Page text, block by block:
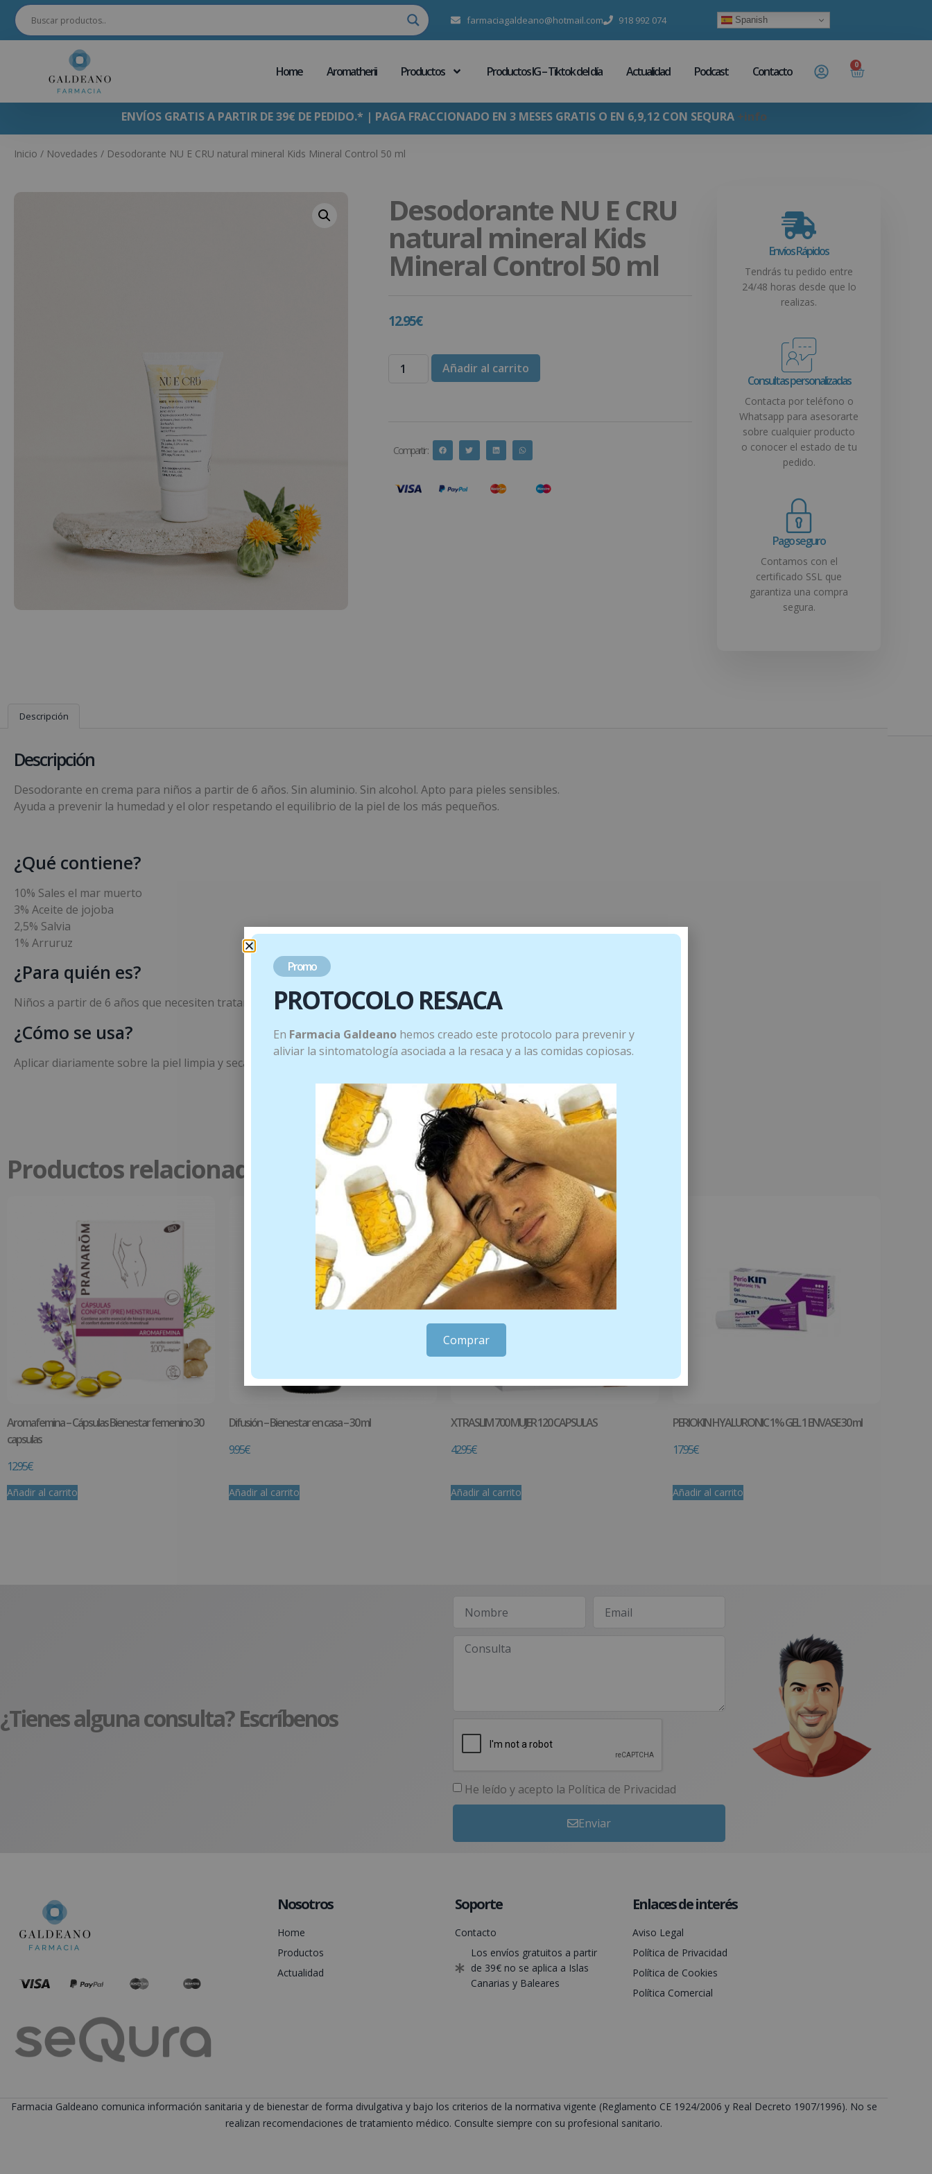
farmaciagaldeano@hotmail.com 918 992 074 Spanish
Home Aromatherii Productos Productos IG – Tiktok del día Actualidad Podcast Contacto 0
ENVÍOS GRATIS A PARTIR DE 39€ DE PEDIDO.* | PAGA FRACCIONADO EN 3 MESES GRATIS O EN 6,9,12 CON SEQURA +info
Inicio / Novedades / Desodorante NU E CRU natural mineral Kids Mineral Control 50 ml
Desodorante NU E CRU
natural mineral Kids
Mineral Control 50 ml
12.95€
Añadir al carrito
Compartir :
Envíos Rápidos
Tendrás tu pedido entre
24/48 horas desde que lo
realizas.
Consultas personalizadas
Contacta por teléfono o
Whatsapp para asesorarte
sobre cualquier producto
o conocer el estado de tu
pedido.
Pago seguro
Contamos con el
certificado SSL que
garantiza una compra
segura.
Descripción
Descripción
Desodorante en crema para niños a partir de 6 años. Sin aluminio. Sin alcohol. Apto para pieles sensibles.
Ayuda a prevenir la humedad y el olor respetando el equilibrio de la piel de los más pequeños.
¿Qué contiene?
10% Sales el mar muerto
3% Aceite de jojoba
2,5% Salvia
1% Arruruz
¿Para quién es?
Niños a partir de 6 años que necesiten tratar el olor corporal.
¿Cómo se usa?
Aplicar diariamente sobre la piel limpia y seca. Dejar secar antes de vestirse.
Productos relacionados
Aromafemina – Cápsulas Bienestar femenino 30
capsulas
12.95€
Añadir al carrito
Difusión – Bienestar en casa – 30 ml
9.95€
Añadir al carrito
XTRASLIM 700 MUJER 120 CAPSULAS
42.95€
Añadir al carrito
PERIOKIN HYALURONIC 1% GEL 1 ENVASE 30 ml
17.95€
Añadir al carrito
¿Tienes alguna consulta? Escríbenos
He leído y acepto la Política de Privacidad
Enviar
Nosotros
Home
Productos
Actualidad
Soporte
Contacto
Los envíos gratuitos a partir
de 39€ no se aplica a Islas
Canarias y Baleares
Enlaces de interés
Aviso Legal
Política de Privacidad
Política de Cookies
Política Comercial
Farmacia Galdeano comunica información sanitaria y de bienestar de forma divulgativa y bajo los criterios de la normativa vigente (Reglamento CE 1924/2006 y Real Decreto 1907/1996). No se
realizan recomendaciones de tratamiento médico. Consulte siempre con su profesional sanitario.
Promo
PROTOCOLO RESACA
En Farmacia Galdeano hemos creado este protocolo para prevenir y
aliviar la sintomatología asociada a la resaca y a las comidas copiosas.
Comprar